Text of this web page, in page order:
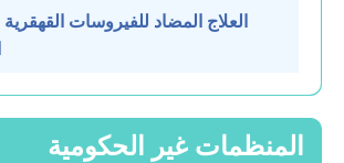
العلاج المضاد للفيروسات
المنظمات غير الحكومية